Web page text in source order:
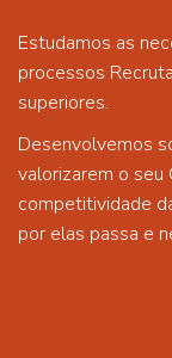
Estudamos as
processos
superiores.
Desenvolvemos
valorizarem o seu
competitividade
por elas passa e